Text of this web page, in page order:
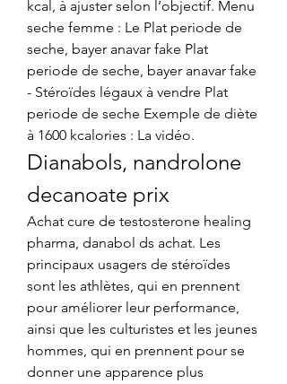
kcal, à ajuster selon l’objectif. Menu
seche femme : Le Plat periode de
seche, bayer anavar fake Plat
periode de seche, bayer anavar fake
- Stéroïdes légaux à vendre Plat
periode de seche Exemple de diète
à 1600 kcalories : La vidéo.
Dianabols, nandrolone
decanoate prix
Achat cure de testosterone healing
pharma, danabol ds achat. Les
principaux usagers de stéroïdes
sont les athlètes, qui en prennent
pour améliorer leur performance,
ainsi que les culturistes et les jeunes
hommes, qui en prennent pour se
donner une apparence plus